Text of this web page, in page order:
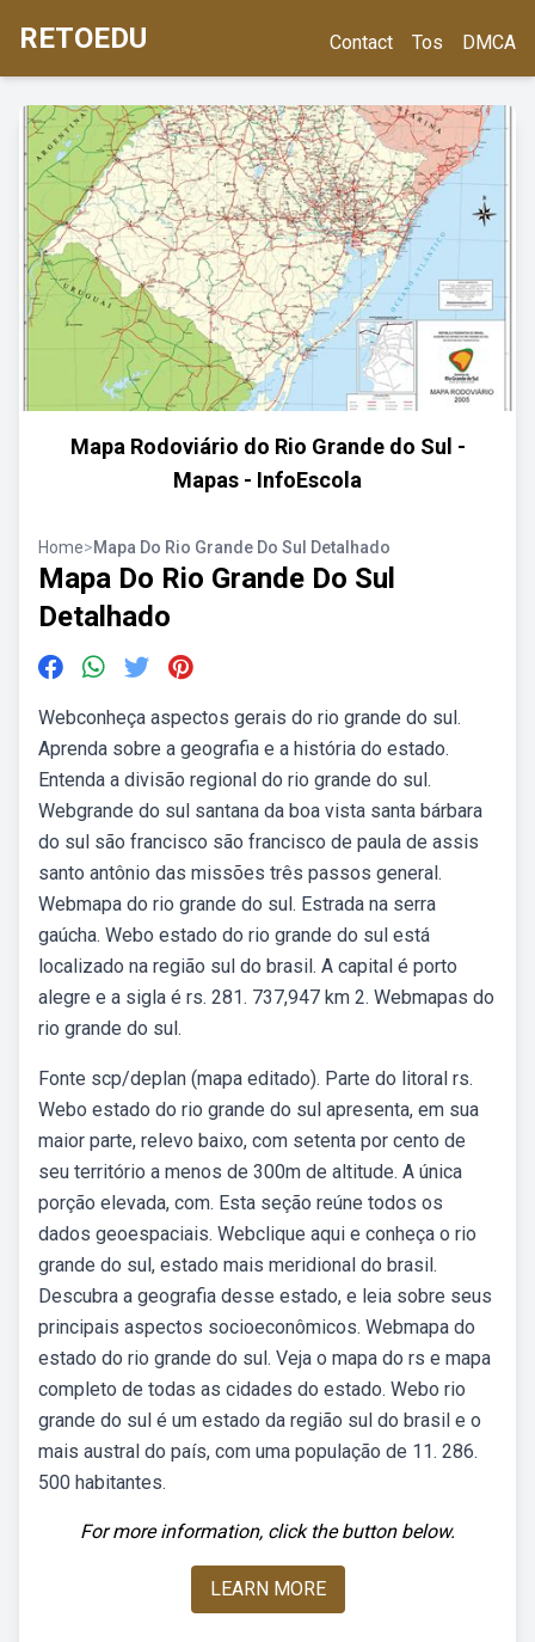
RETOEDU Contact Tos DMCA
Mapa Rodoviário do Rio Grande do Sul -
Mapas - InfoEscola
Home>Mapa Do Rio Grande Do Sul Detalhado
Mapa Do Rio Grande Do Sul
Detalhado
Webconheça aspectos gerais do rio grande do sul.
Aprenda sobre a geografia e a história do estado.
Entenda a divisão regional do rio grande do sul.
Webgrande do sul santana da boa vista santa bárbara
do sul são francisco são francisco de paula de assis
santo antônio das missões três passos general.
Webmapa do rio grande do sul. Estrada na serra
gaúcha. Webo estado do rio grande do sul está
localizado na região sul do brasil. A capital é porto
alegre e a sigla é rs. 281. 737,947 km 2. Webmapas do
rio grande do sul.
Fonte scp/deplan (mapa editado). Parte do litoral rs.
Webo estado do rio grande do sul apresenta, em sua
maior parte, relevo baixo, com setenta por cento de
seu território a menos de 300m de altitude. A única
porção elevada, com. Esta seção reúne todos os
dados geoespaciais. Webclique aqui e conheça o rio
grande do sul, estado mais meridional do brasil.
Descubra a geografia desse estado, e leia sobre seus
principais aspectos socioeconômicos. Webmapa do
estado do rio grande do sul. Veja o mapa do rs e mapa
completo de todas as cidades do estado. Webo rio
grande do sul é um estado da região sul do brasil e o
mais austral do país, com uma população de 11. 286.
500 habitantes.
For more information, click the button below.
LEARN MORE